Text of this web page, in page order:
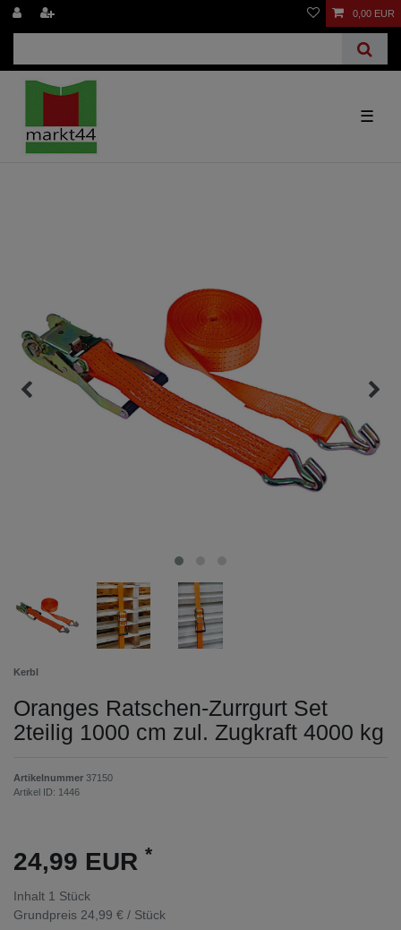
0,00 EUR
☰
Kerbl
Oranges Ratschen-Zurrgurt Set
2teilig 1000 cm zul. Zugkraft 4000 kg
Artikelnummer 37150
Artikel ID: 1446
24,99 EUR *
Inhalt 1 Stück
Grundpreis 24,99 € / Stück